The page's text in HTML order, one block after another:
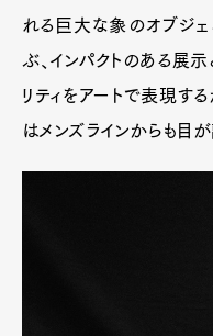
れる巨大な象のオブジェ
ぶ、インパクトのある展
リティをアートで表現す
はメンズラインからも目